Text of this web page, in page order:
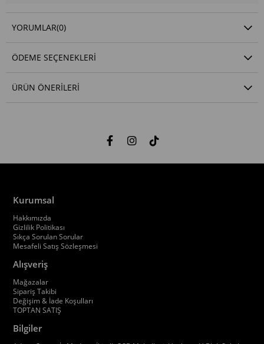
YORUMLAR(0)
ÖDEME SEÇENEKLERI
ÜRÜN ÖNERILERI
Kurumsal
Hakkımızda
Gizlilik Politikası
Sıkça Sorulan Sorular
Mesafeli Satış Sözleşmesi
Alışveriş
Mağazalar
Sipariş Takibi
Değişim & İade Koşulları
TOPTAN SATIŞ
Bilgiler